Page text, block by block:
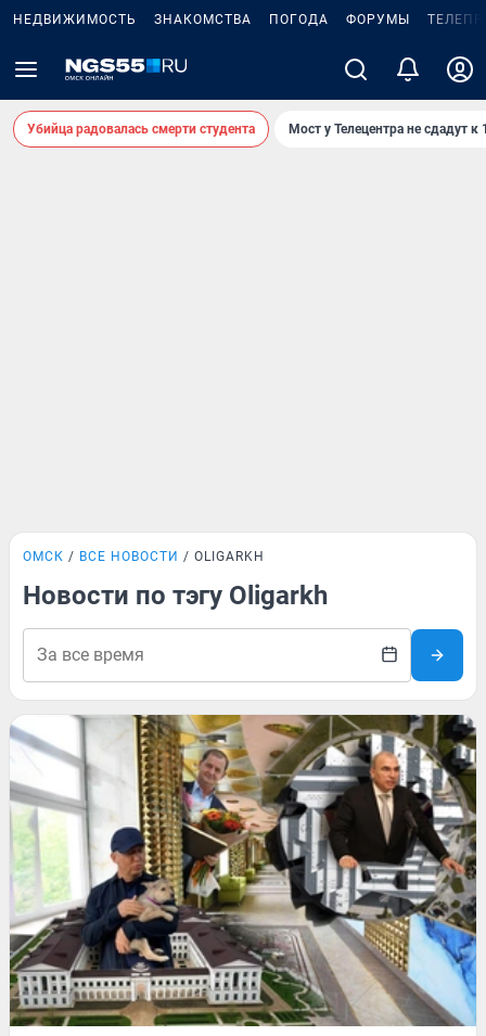
НЕДВИЖИМОСТЬ ЗНАКОМСТВА ПОГОДА ФОРУМЫ
Убийца радовалась смерти студента Мост у Телецентра не сдадут к
ОМСК ВСЕ НОВОСТИ OLIGARKH
Новости по тэгу Oligarkh